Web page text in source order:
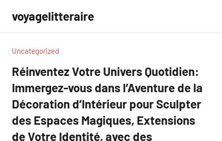
contenu
voyagelitteraire
Uncategorized
Réinventez Votre Univers Quotidien:
Immergez-vous dans l’Aventure de la
Décoration d’Intérieur pour Sculpter
des Espaces Magiques, Extensions
de Votre Identité, avec des